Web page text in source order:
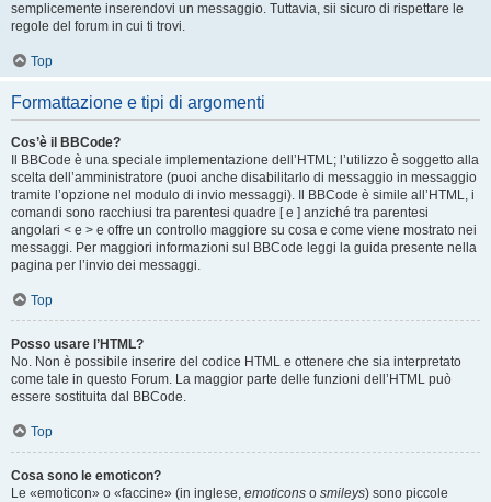
semplicemente inserendovi un messaggio. Tuttavia, sii sicuro di rispettare le
regole del forum in cui ti trovi.
Top
Formattazione e tipi di argomenti
Cos’è il BBCode?
Il BBCode è una speciale implementazione dell’HTML; l’utilizzo è soggetto alla
scelta dell’amministratore (puoi anche disabilitarlo di messaggio in messaggio
tramite l’opzione nel modulo di invio messaggi). Il BBCode è simile all’HTML, i
comandi sono racchiusi tra parentesi quadre [ e ] anziché tra parentesi
angolari < e > e offre un controllo maggiore su cosa e come viene mostrato nei
messaggi. Per maggiori informazioni sul BBCode leggi la guida presente nella
pagina per l’invio dei messaggi.
Top
Posso usare l’HTML?
No. Non è possibile inserire del codice HTML e ottenere che sia interpretato
come tale in questo Forum. La maggior parte delle funzioni dell’HTML può
essere sostituita dal BBCode.
Top
Cosa sono le emoticon?
Le «emoticon» o «faccine» (in inglese, emoticons o smileys) sono piccole